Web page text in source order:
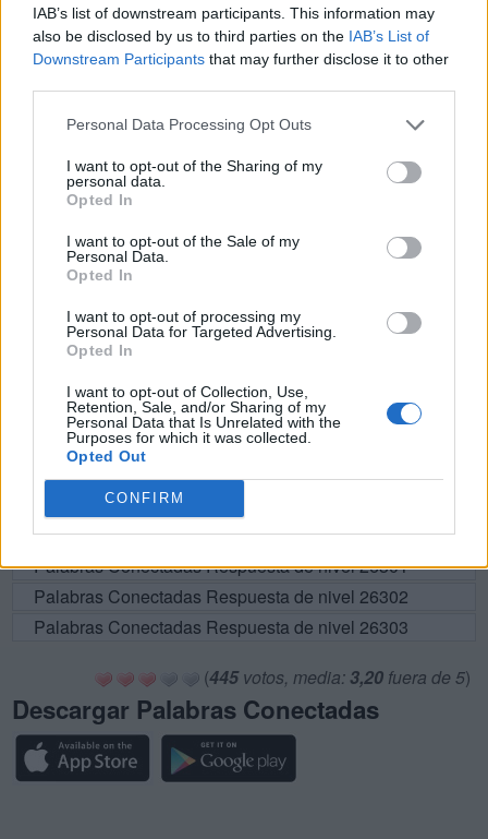
IAB’s list of downstream participants. This information may
also be disclosed by us to third parties on the IAB’s List of
Downstream Participants that may further disclose it to other
Personal Data Processing Opt Outs
I want to opt-out of the Sharing of my
personal data.
Opted In
I want to opt-out of the Sale of my
Personal Data.
Opted In
I want to opt-out of processing my
Personal Data for Targeted Advertising.
Opted In
I want to opt-out of Collection, Use,
Retention, Sale, and/or Sharing of my
Personal Data that Is Unrelated with the
Purposes for which it was collected.
Opted Out
CONFIRM
Palabras extra:
A
M
A
BUSCAR MÁS
Por favor seleccione los niveles:
Palabras Conectadas Respuesta de nivel 26293
Palabras Conectadas Respuesta de nivel 26294
Palabras Conectadas Respuesta de nivel 26295
Palabras Conectadas Respuesta de nivel 26296
Palabras Conectadas Respuesta de nivel 26297
Palabras Conectadas Respuesta de nivel 26298
Palabras Conectadas Respuesta de nivel 26299
Palabras Conectadas Respuesta de nivel 26300
Palabras Conectadas Respuesta de nivel 26301
Palabras Conectadas Respuesta de nivel 26302
Palabras Conectadas Respuesta de nivel 26303
(445votos, media: 3,20 fuera de 5)
Descargar Palabras Conectadas